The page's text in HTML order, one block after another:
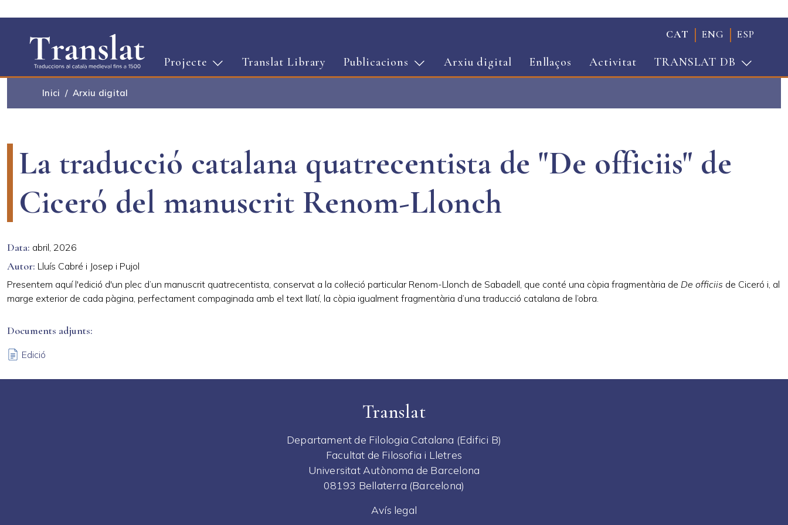
CAT ENG ESP
Projecte Translat Library Publicacions Arxiu digital Enllaços Activitat TRANSLAT DB
Inici Arxiu digital
La traducció catalana quatrecentista de "De officiis" de
Ciceró del manuscrit Renom-Llonch
Data abril, 2026
Autor Lluís Cabré i Josep i Pujol
Presentem aquí l'edició d'un plec d’un manuscrit quatrecentista, conservat a la coŀleció particular Renom-Llonch de Sabadell, que conté una còpia fragmentària de De officiis de Ciceró i, al
marge exterior de cada pàgina, perfectament compaginada amb el text llatí, la còpia igualment fragmentària d’una traducció catalana de l’obra.
Documents adjunts
Edició
Translat
Departament de Filologia Catalana (Edifici B)
Facultat de Filosofia i Lletres
Universitat Autònoma de Barcelona
08193 Bellaterra (Barcelona)
Avís legal